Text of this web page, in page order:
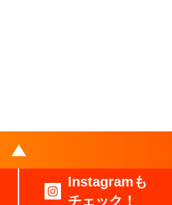
Instagramも
チェック！